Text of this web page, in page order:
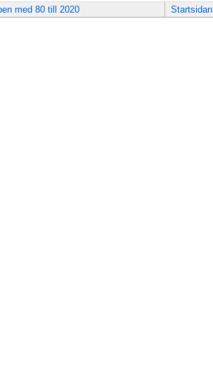
med 80 till 2020
Startsidan